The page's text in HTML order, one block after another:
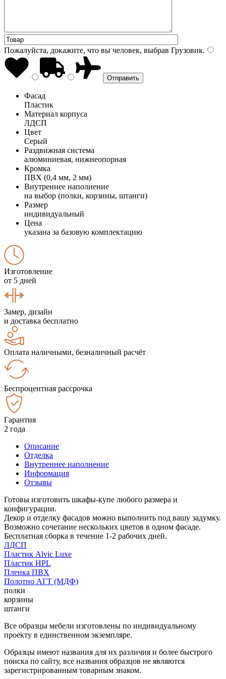
Пожалуйста, докажите, что вы человек, выбрав Грузовик.
Фасад
Пластик
Материал корпуса
ЛДСП
Цвет
Серый
Раздвижная система
алюминиевая, нижнеопорная
Кромка
ПВХ (0,4 мм, 2 мм)
Внутреннее наполнение
на выбор (полки, корзины, штанги)
Размер
индивидуальный
Цена
указана за базовую комплектацию
Изготовление
от 5 дней
Замер, дизайн
и доставка бесплатно
Оплата наличными, безналичный расчёт
Беспроцентная рассрочка
Гарантия
2 года
Описание
Отделка
Внутреннее наполнение
Информация
Отзывы
Готовы изготовить шкафы-купе любого размера и
конфигурации.
Декор и отделку фасадов можно выполнить под вашу задумку.
Возможно сочетание нескольких цветов в одном фасаде.
Бесплатная сборка в течение 1-2 рабочих дней.
ЛДСП
Пластик Alvic Luxe
Пластик HPL
Пленка ПВХ
Полотно АГТ (МДФ)
полки
корзины
штанги
Все образцы мебели изготовлены по индивидуальному
проекту в единственном экземпляре.
Образцы имеют названия для их различия и более быстрого
поиска по сайту, все названия образцов не являются
зарегистрированным товарным знаком.